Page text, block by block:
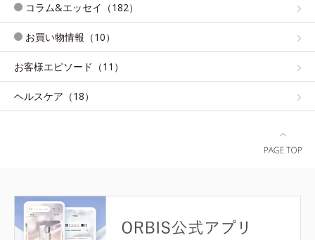
コラム&エッセイ（182）
お買い物情報（10）
お客様エピソード（11）
ヘルスケア（18）